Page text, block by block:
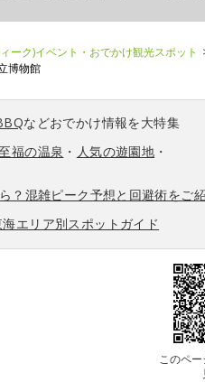
ーク)イベント・おでかけ観光スポット
博物館
などおでかけ情報を大特集
福の温泉 ・ 人気の遊園地 ・
？混雑ピーク予想と回避術をご
エリア別スポットガイド
このペ